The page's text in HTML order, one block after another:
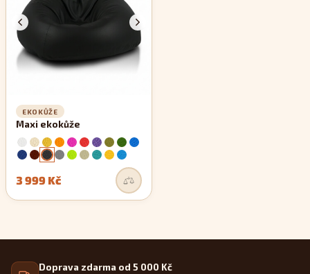
EKOKŮŽE
Maxi ekokůže
3 999 Kč
Doprava zdarma od 5 000 Kč